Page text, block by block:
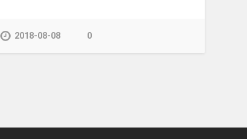
2018-08-08 0